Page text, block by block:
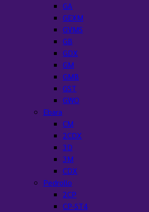
GA
GEXM
GVMS
GB
GDX
GM
GMB
GST
GWO
Ebara
CM
2CDX
3D
3M
CDX
Pedrollo
2CP
CP-ST4